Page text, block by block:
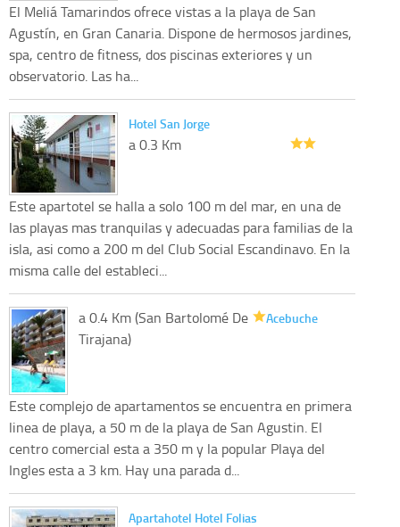
El Meliá Tamarindos ofrece vistas a la playa de San
Agustín, en Gran Canaria. Dispone de hermosos jardines,
spa, centro de fitness, dos piscinas exteriores y un
observatorio. Las ha...
Hotel San Jorge
a 0.3 Km
Este apartotel se halla a solo 100 m del mar, en una de
las playas mas tranquilas y adecuadas para familias de la
isla, asi como a 200 m del Club Social Escandinavo. En la
misma calle del estableci...
Acebuche
a 0.4 Km (San Bartolomé De
Tirajana)
Este complejo de apartamentos se encuentra en primera
linea de playa, a 50 m de la playa de San Agustin. El
centro comercial esta a 350 m y la popular Playa del
Ingles esta a 3 km. Hay una parada d...
Apartahotel Hotel Folias